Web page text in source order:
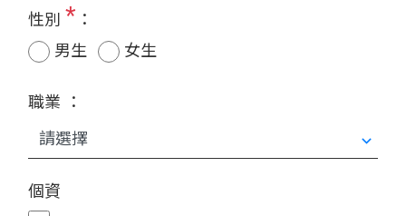
性別 * ：
男生
女生
職業 ：
個資